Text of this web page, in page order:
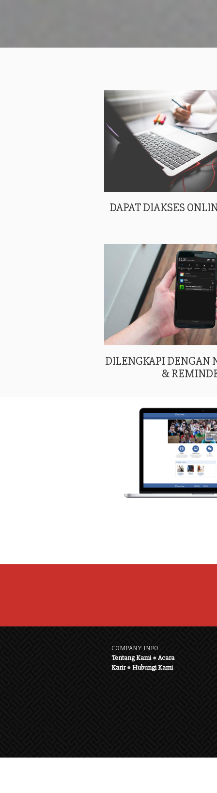
DAPAT DIAKSES
DILENGKAPI DENGAN
&
COMPANY INFO
Tentang Kami●Acara
Karir●Hubungi Kami